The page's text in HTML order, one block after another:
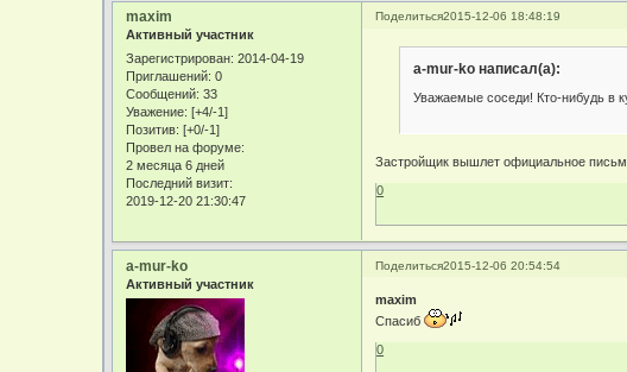
Поделиться2015-12-06 18:48:19
maxim
Активный участник
Зарегистрирован: 2014-04-19
Приглашений: 0
Сообщений: 33
Уважение: [+4/-1]
Позитив: [+0/-1]
Провел на форуме:
2 месяца 6 дней
Последний визит:
2019-12-20 21:30:47
a-mur-ko написал(а):
Уважаемые соседи! Кто-нибудь в
Застройщик вышлет официальное
0
Поделиться2015-12-06 20:54:54
a-mur-ko
Активный участник
maxim
Спасиб
0